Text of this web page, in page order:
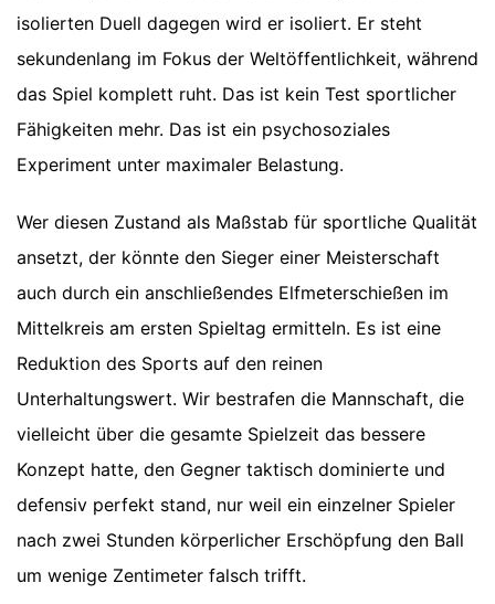
isolierten Duell dagegen wird er isoliert. Er steht
sekundenlang im Fokus der Weltöffentlichkeit, während
das Spiel komplett ruht. Das ist kein Test sportlicher
Fähigkeiten mehr. Das ist ein psychosoziales
Experiment unter maximaler Belastung.
Wer diesen Zustand als Maßstab für sportliche Qualität
ansetzt, der könnte den Sieger einer Meisterschaft
auch durch ein anschließendes Elfmeterschießen im
Mittelkreis am ersten Spieltag ermitteln. Es ist eine
Reduktion des Sports auf den reinen
Unterhaltungswert. Wir bestrafen die Mannschaft, die
vielleicht über die gesamte Spielzeit das bessere
Konzept hatte, den Gegner taktisch dominierte und
defensiv perfekt stand, nur weil ein einzelner Spieler
nach zwei Stunden körperlicher Erschöpfung den Ball
um wenige Zentimeter falsch trifft.